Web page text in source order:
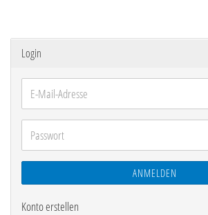
Login
E-
Mail-
Adresse
Passwort
ANMELDEN
Konto erstellen